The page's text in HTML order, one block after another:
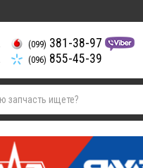
(099) 381-38-97
(096) 855-45-39